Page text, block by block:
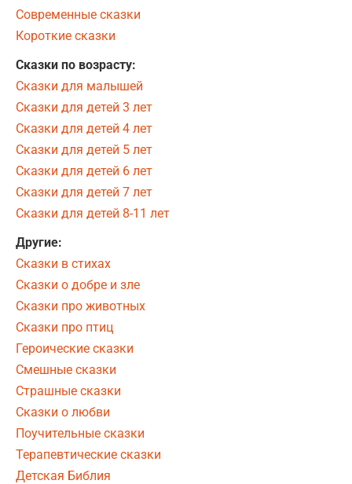
Современные сказки
Короткие сказки
Сказки по возрасту:
Сказки для малышей
Сказки для детей 3 лет
Сказки для детей 4 лет
Сказки для детей 5 лет
Сказки для детей 6 лет
Сказки для детей 7 лет
Сказки для детей 8-11 лет
Другие:
Сказки в стихах
Сказки о добре и зле
Сказки про животных
Сказки про птиц
Героические сказки
Смешные сказки
Страшные сказки
Сказки о любви
Поучительные сказки
Терапевтические сказки
Детская Библия